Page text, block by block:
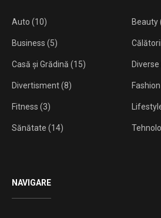
Auto (10) Beauty
Business (5) Călătorii
Casă și Grădină (15) Diverse
Divertisment(8) Fashion
Fitness (3)
Sănătate (14)
NAVIGARE